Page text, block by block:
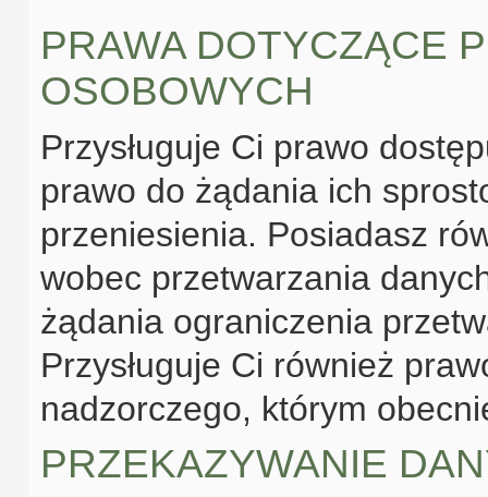
PRAWA DOTYCZĄCE
OSOBOWYCH
Przysługuje Ci prawo
prawo do żądania ich
przeniesienia. Posiadasz
wobec przetwarzania
żądania ograniczenia
Przysługuje Ci również
nadzorczego, którym
PRZEKAZYWANIE